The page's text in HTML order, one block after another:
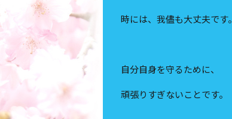
時には、我儘も大丈夫です。
自分自身を守るために、
頑張りすぎないことです。